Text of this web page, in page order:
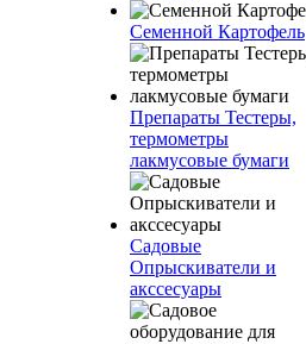
Семенной Картофель
Препараты Тестеры,
термометры
лакмусовые бумаги
Садовые
Опрыскиватели и
акссесуары